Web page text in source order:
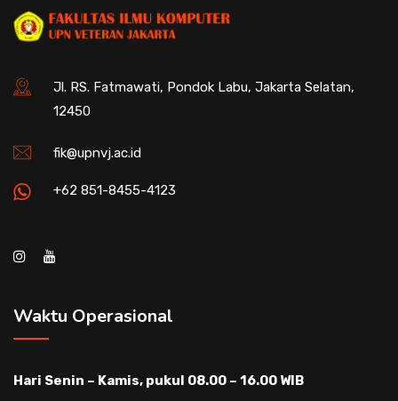
Jl. RS. Fatmawati, Pondok Labu, Jakarta Selatan,
12450
fik@upnvj.ac.id
+62 851-8455-4123
Waktu Operasional
Hari Senin – Kamis, pukul 08.00 – 16.00 WIB